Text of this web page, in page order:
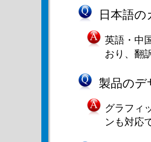
日本語
英語・中
おり、翻
製品の
グラフィ
ンも対応